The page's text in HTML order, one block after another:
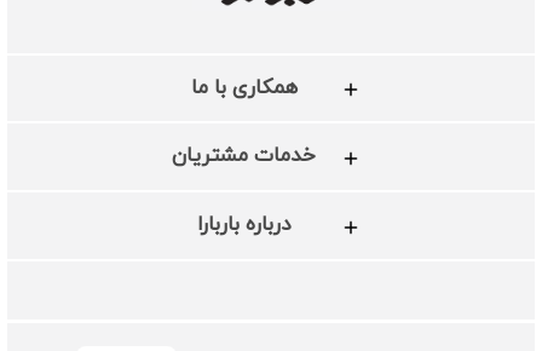
همکاری با ما
خدمات مشتریان
درباره باربارا